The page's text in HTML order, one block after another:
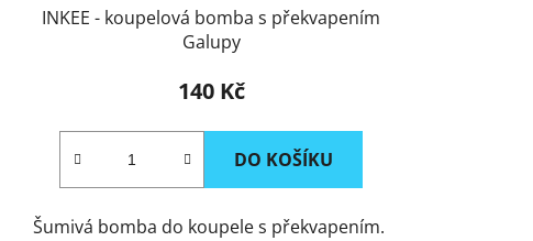
INKEE - koupelová bomba s překvapením
Galupy
140 Kč
DO KOŠÍKU
Šumivá bomba do koupele s překvapením.